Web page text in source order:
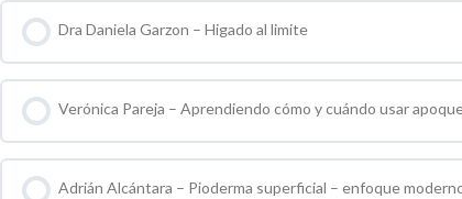
Dra Daniela Garzon – Higado al limite
0 % COMPLETO 0 / 0 pasos
Verónica Pareja – Aprendiendo cómo y cuándo usar
0 % COMPLETO 0 / 0 pasos
Adrián Alcántara – Pioderma superficial – enfoque